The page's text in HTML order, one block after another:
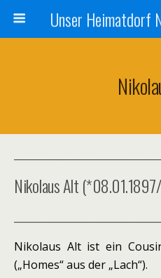
Nikolaus Alt
Nikolaus Alt ist ein
(„Homes“ aus der „Lach“).